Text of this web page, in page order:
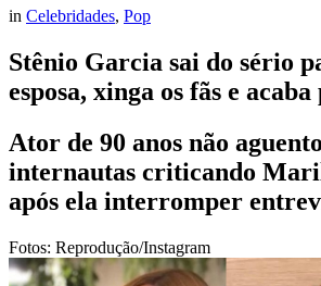
in Celebridades, Pop
Stênio Garcia sai do sério
esposa, xinga os fãs e
Ator de 90 anos não
internautas criticando
após ela interromper
Fotos: Reprodução/Instagram